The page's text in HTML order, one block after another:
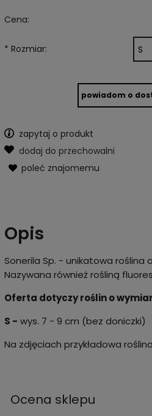
Cena:
* Rozmiar:
powiadom o
zapytaj o produkt
dodaj do przechowalni
poleć znajomemu
Opis
Sonerila Sp. - unikatowa roślina
Nazywana również rośliną
Oferta dotyczy roślin o
S - wys. 7 - 9 cm (bez doniczki)
Na zdjęciach przykładowa
Ocena sklepu